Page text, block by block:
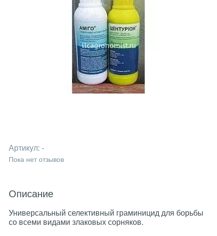
Артикул: -
Пока нет отзывов
Описание
Универсальный селективный граминицид для борьбы
со всеми видами злаковых сорняков.